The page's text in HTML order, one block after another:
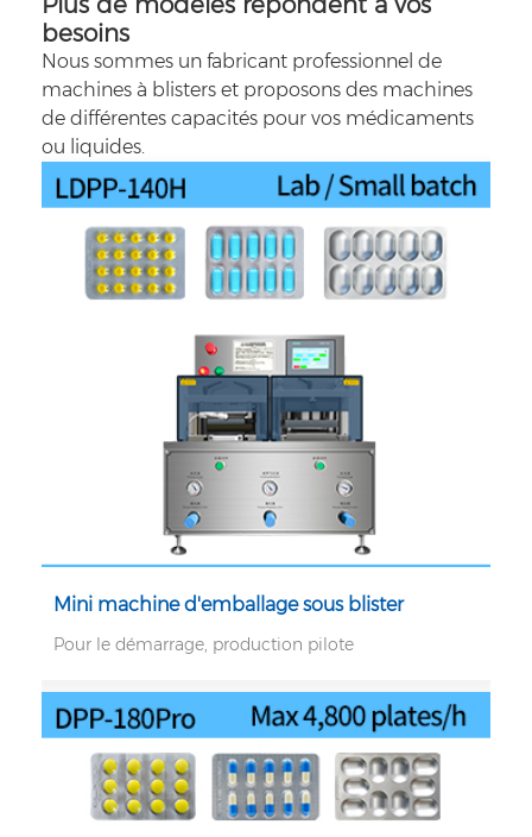
besoins
Nous sommes un fabricant professionnel de
machines à blisters et proposons des machines
de différentes capacités pour vos médicaments
ou liquides.
Mini machine d'emballage sous blister
Pour le démarrage, production pilote